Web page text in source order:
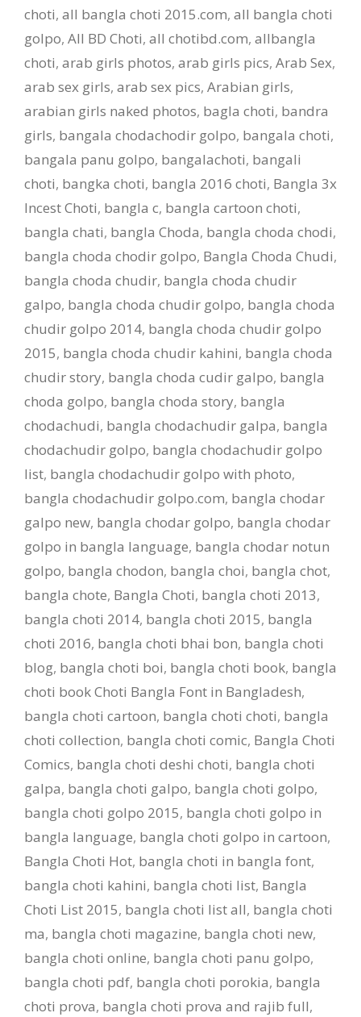
choti, all bangla choti 2015.com, all bangla choti
golpo, All BD Choti, all chotibd.com, allbangla
choti, arab girls photos, arab girls pics, Arab Sex,
arab sex girls, arab sex pics, Arabian girls,
arabian girls naked photos, bagla choti, bandra
girls, bangala chodachodir golpo, bangala choti,
bangala panu golpo, bangalachoti, bangali
choti, bangka choti, bangla 2016 choti, Bangla 3x
Incest Choti, bangla c, bangla cartoon choti,
bangla chati, bangla Choda, bangla choda chodi,
bangla choda chodir golpo, Bangla Choda Chudi,
bangla choda chudir, bangla choda chudir
galpo, bangla choda chudir golpo, bangla choda
chudir golpo 2014, bangla choda chudir golpo
2015, bangla choda chudir kahini, bangla choda
chudir story, bangla choda cudir galpo, bangla
choda golpo, bangla choda story, bangla
chodachudi, bangla chodachudir galpa, bangla
chodachudir golpo, bangla chodachudir golpo
list, bangla chodachudir golpo with photo,
bangla chodachudir golpo.com, bangla chodar
galpo new, bangla chodar golpo, bangla chodar
golpo in bangla language, bangla chodar notun
golpo, bangla chodon, bangla choi, bangla chot,
bangla chote, Bangla Choti, bangla choti 2013,
bangla choti 2014, bangla choti 2015, bangla
choti 2016, bangla choti bhai bon, bangla choti
blog, bangla choti boi, bangla choti book, bangla
choti book Choti Bangla Font in Bangladesh,
bangla choti cartoon, bangla choti choti, bangla
choti collection, bangla choti comic, Bangla Choti
Comics, bangla choti deshi choti, bangla choti
galpa, bangla choti galpo, bangla choti golpo,
bangla choti golpo 2015, bangla choti golpo in
bangla language, bangla choti golpo in cartoon,
Bangla Choti Hot, bangla choti in bangla font,
bangla choti kahini, bangla choti list, Bangla
Choti List 2015, bangla choti list all, bangla choti
ma, bangla choti magazine, bangla choti new,
bangla choti online, bangla choti panu golpo,
bangla choti pdf, bangla choti porokia, bangla
choti prova, bangla choti prova and rajib full,